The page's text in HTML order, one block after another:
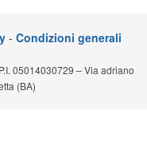
- Condizioni generali
05014030729 – Via adriano
(BA)